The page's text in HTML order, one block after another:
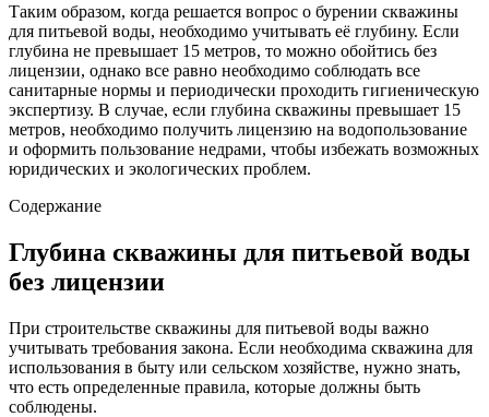
Таким образом, когда решается вопрос о бурении скважины
для питьевой воды, необходимо учитывать её глубину. Если
глубина не превышает 15 метров, то можно обойтись без
лицензии, однако все равно необходимо соблюдать все
санитарные нормы и периодически проходить гигиеническую
экспертизу. В случае, если глубина скважины превышает 15
метров, необходимо получить лицензию на водопользование
и оформить пользование недрами, чтобы избежать возможных
юридических и экологических проблем.
Содержание
Глубина скважины для питьевой воды
без лицензии
При строительстве скважины для питьевой воды важно
учитывать требования закона. Если необходима скважина для
использования в быту или сельском хозяйстве, нужно знать,
что есть определенные правила, которые должны быть
соблюдены.